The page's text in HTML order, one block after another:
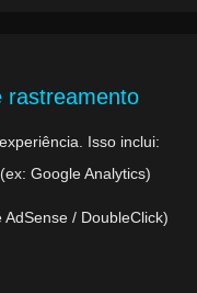
rastreamento
Isso inclui:
Google Analytics)
/ DoubleClick)